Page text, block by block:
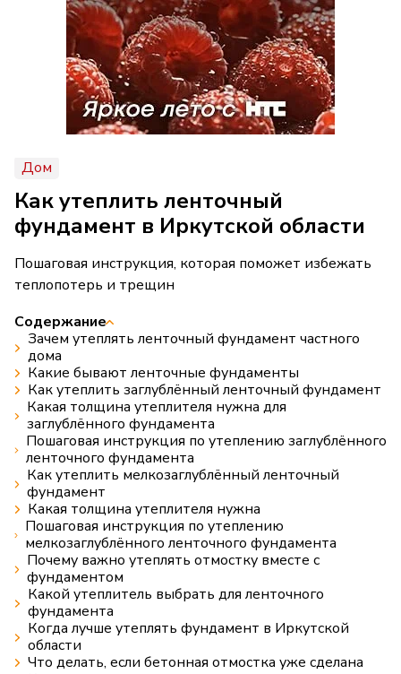
Дом
Как утеплить ленточный
фундамент в Иркутской области
Пошаговая инструкция, которая поможет избежать
теплопотерь и трещин
Содержание
Зачем утеплять ленточный фундамент частного
дома
Какие бывают ленточные фундаменты
Как утеплить заглублённый ленточный фундамент
Какая толщина утеплителя нужна для
заглублённого фундамента
Пошаговая инструкция по утеплению заглублённого
ленточного фундамента
Как утеплить мелкозаглублённый ленточный
фундамент
Какая толщина утеплителя нужна
Пошаговая инструкция по утеплению
мелкозаглублённого ленточного фундамента
Почему важно утеплять отмостку вместе с
фундаментом
Какой утеплитель выбрать для ленточного
фундамента
Когда лучше утеплять фундамент в Иркутской
области
Что делать, если бетонная отмостка уже сделана